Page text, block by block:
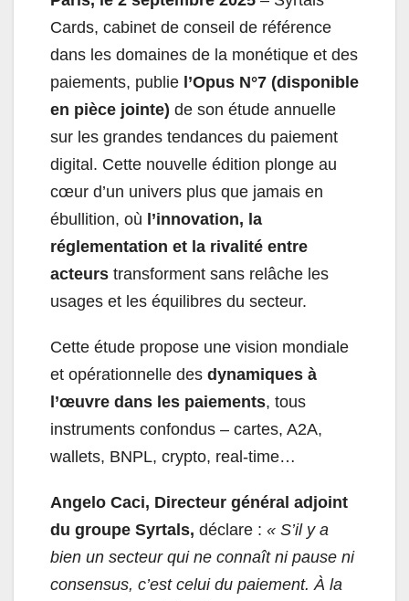
Cards, cabinet de conseil de référence
dans les domaines de la monétique et des
paiements, publie l’Opus N°7 (disponible
en pièce jointe) de son étude annuelle
sur les grandes tendances du paiement
digital. Cette nouvelle édition plonge au
cœur d’un univers plus que jamais en
ébullition, où l’innovation, la
réglementation et la rivalité entre
acteurs transforment sans relâche les
usages et les équilibres du secteur.
Cette étude propose une vision mondiale
et opérationnelle des dynamiques à
l’œuvre dans les paiements, tous
instruments confondus – cartes, A2A,
wallets, BNPL, crypto, real-time…
Angelo Caci, Directeur général adjoint
du groupe Syrtals, déclare : « S’il y a
bien un secteur qui ne connaît ni pause ni
consensus, c’est celui du paiement. À la